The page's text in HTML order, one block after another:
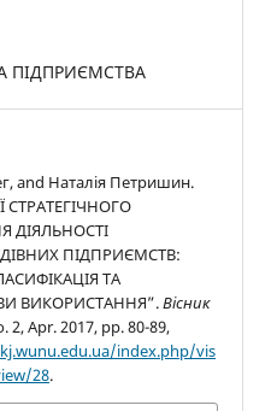
ПІДПРИЄМСТВА
and Наталія Петришин.
СТРАТЕГІЧНОГО
ДІЯЛЬНОСТІ
ПІДПРИЄМСТВ:
ТА
ВИКОРИСТАННЯ”.Вісник
2, Apr. 2017, pp. 80-89,
index.php/vis
28.